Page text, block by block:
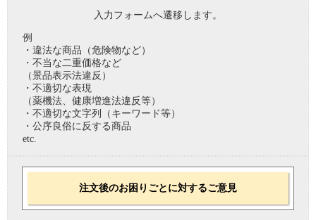
入力フォームへ遷移します。
例
・違法な商品（危険物など）
・不当な二重価格など
（景品表示法違反）
・不適切な表現
（薬機法、健康増進法違反等）
・不適切な文字列（キーワード等）
・公序良俗に反する商品
etc.
注文後のお困りごとに対するご意見